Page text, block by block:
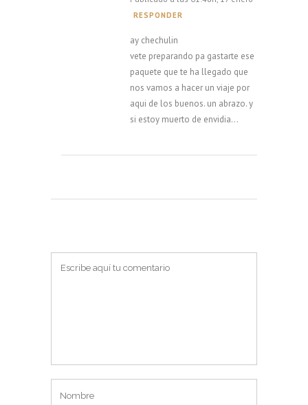
RESPONDER
ay chechulin
vete preparando pa gastarte ese
paquete que te ha llegado que
nos vamos a hacer un viaje por
aqui de los buenos. un abrazo. y
si estoy muerto de envidia…